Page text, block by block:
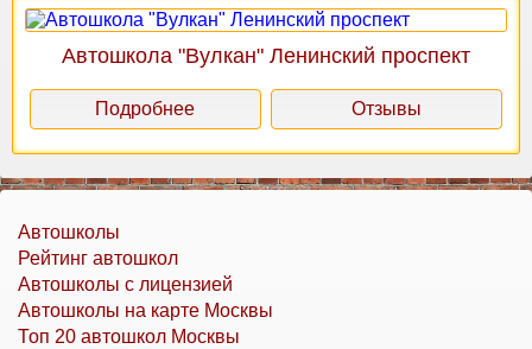
Автошкола "Вулкан" Ленинский проспект
Подробнее Отзывы
Автошколы
Рейтинг автошкол
Автошколы с лицензией
Автошколы на карте Москвы
Топ 20 автошкол Москвы